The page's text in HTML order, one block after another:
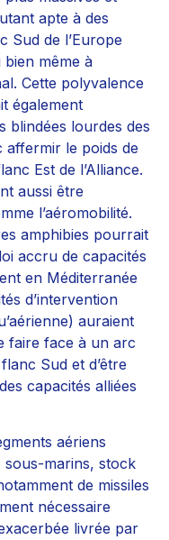
apte à des
Sud de l’Europe
même à
Cette polyvalence
également
blindées lourdes des
affermir le poids de
Est de l’Alliance.
aussi être
l’aéromobilité.
amphibies pourrait
accru de capacités
en Méditerranée
d’intervention
auraient
faire face à un arc
Sud et d’être
capacités alliées
aériens
sous-marins, stock
de missiles
nécessaire
livrée par